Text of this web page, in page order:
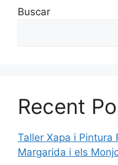
Buscar
Recent
Taller Xapa i Pintura
Margarida i els